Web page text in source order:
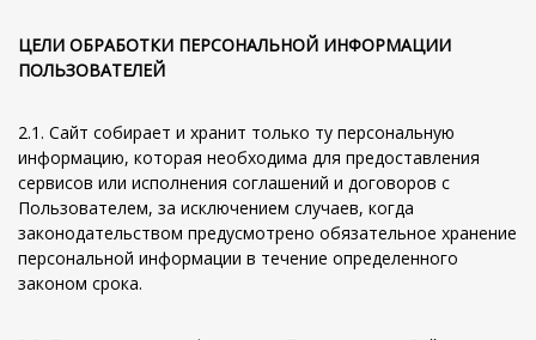
ЦЕЛИ ОБРАБОТКИ ПЕРСОНАЛЬНОЙ ИНФОРМАЦИИ
ПОЛЬЗОВАТЕЛЕЙ
2.1. Сайт собирает и хранит только ту персональную
информацию, которая необходима для предоставления
сервисов или исполнения соглашений и договоров с
Пользователем, за исключением случаев, когда
законодательством предусмотрено обязательное хранение
персональной информации в течение определенного
законом срока.